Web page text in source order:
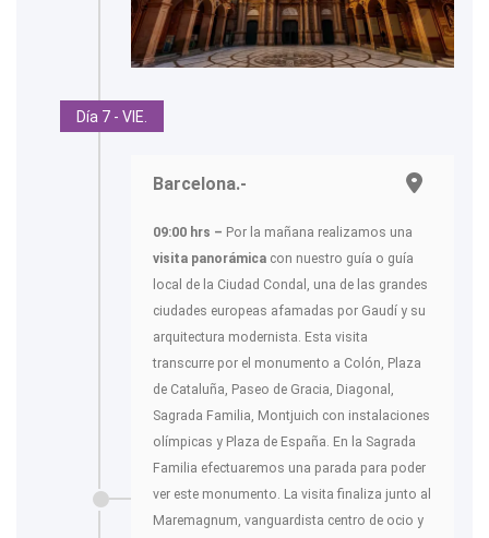
Día 7 - VIE.
Barcelona.-
09:00 hrs – Por la mañana realizamos una
visita panorámica con nuestro guía o guía
local de la Ciudad Condal, una de las grandes
ciudades europeas afamadas por Gaudí y su
arquitectura modernista. Esta visita
transcurre por el monumento a Colón, Plaza
de Cataluña, Paseo de Gracia, Diagonal,
Sagrada Familia, Montjuich con instalaciones
olímpicas y Plaza de España. En la Sagrada
Familia efectuaremos una parada para poder
ver este monumento. La visita finaliza junto al
Maremagnum, vanguardista centro de ocio y